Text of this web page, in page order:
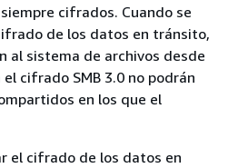
cifrados. Cuando se
de los datos en tránsito,
al sistema de archivos desde
cifrado SMB 3.0 no podrán
en los que el
el cifrado de los datos en